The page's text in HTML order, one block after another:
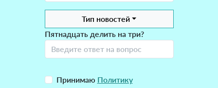
Тип новостей
Пятнадцать делить на три?
Принимаю Политику